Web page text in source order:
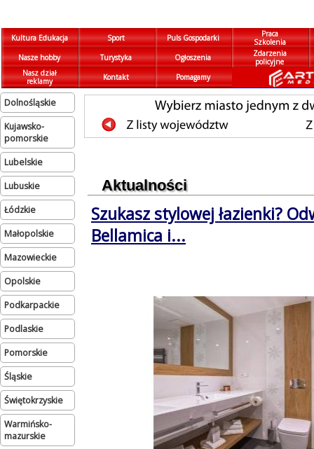
Kultura Edukacja Sport Puls Gospodarki
Praca
Szkolenia
Nasze hobby
Turystyka Ogłoszenia
Zdarzenia
policyjne
Nasz dział
reklamy
Kontakt Pomagamy
dolnośląskie
kujawsko-
pomorskie
lubelskie
lubuskie
łódzkie
małopolskie
mazowieckie
opolskie
podkarpackie
podlaskie
pomorskie
śląskie
świętokrzyskie
warmińsko-
mazurskie
Aktualności
Szukasz stylowej łazienki?
Bellamica i...